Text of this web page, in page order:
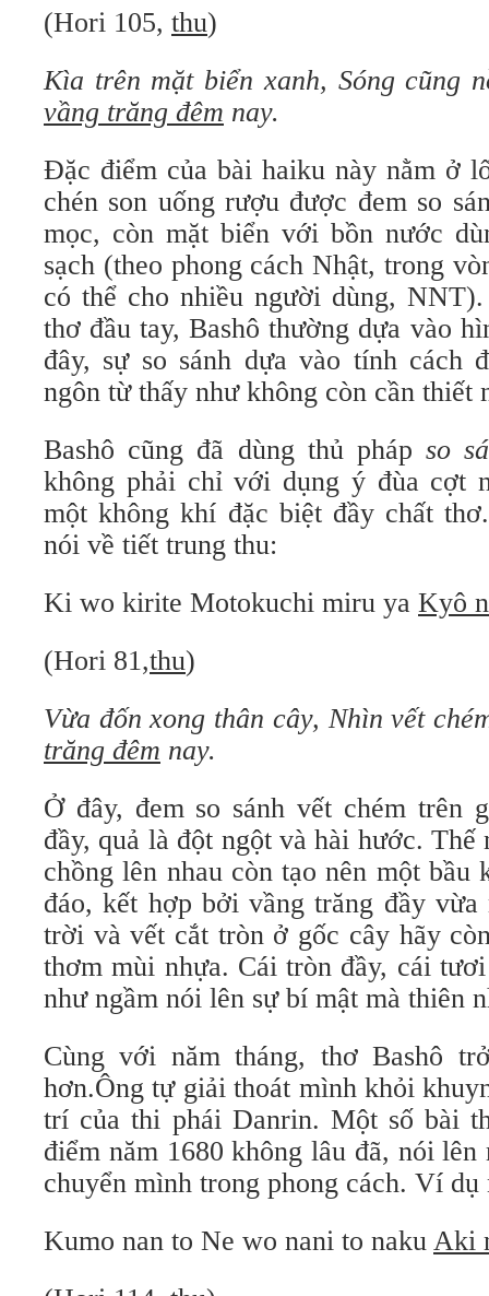
(Hori 105, thu)
Kìa trên mặt biển xanh, Sóng cũng
vầng trăng đêm nay.
Đặc điểm của bài haiku này nằm ở
chén son uống rượu được đem so
mọc, còn mặt biển với bồn nước
sạch (theo phong cách Nhật, trong
có thể cho nhiều người dùng,
thơ đầu tay, Bashô thường dựa vào
đây, sự so sánh dựa vào tính cách
ngôn từ thấy như không còn cần thiết
Bashô cũng đã dùng thủ phápso
không phải chỉ với dụng ý đùa cợt
một không khí đặc biệt đầy chất
nói về tiết trung thu:
Ki wo kirite Motokuchi miru ya Kyô
(Hori 81,thu)
Vừa đốn xong thân cây, Nhìn vết
trăng đêm nay.
Ở đây, đem so sánh vết chém trên
đầy, quả là đột ngột và hài hước. Thế
chồng lên nhau còn tạo nên một bầu
đáo, kết hợp bởi vầng trăng đầy
trời và vết cắt tròn ở gốc cây hãy
thơm mùi nhựa. Cái tròn đầy, cái
như ngầm nói lên sự bí mật mà thiên
Cùng với năm tháng, thơ Bashô
hơn.Ông tự giải thoát mình khỏi
trí của thi phái Danrin. Một số bài
điểm năm 1680 không lâu đã, nói lên
chuyển mình trong phong cách. Ví dụ
Kumo nan to Ne wo nani to naku Aki